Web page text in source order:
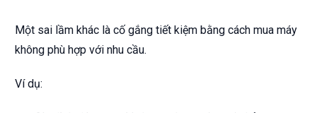
Một sai lầm khác là cố gắng tiết kiệm bằng cách mua máy
không phù hợp với nhu cầu.
Ví dụ: